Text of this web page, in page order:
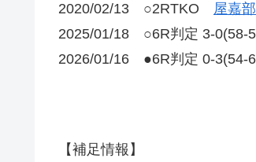
2020/02/13 ○2RTKO 屋嘉
2025/01/18 ○6R判定 3-0(58-
2026/01/16 ●6R判定 0-3(54-
【補足情報】